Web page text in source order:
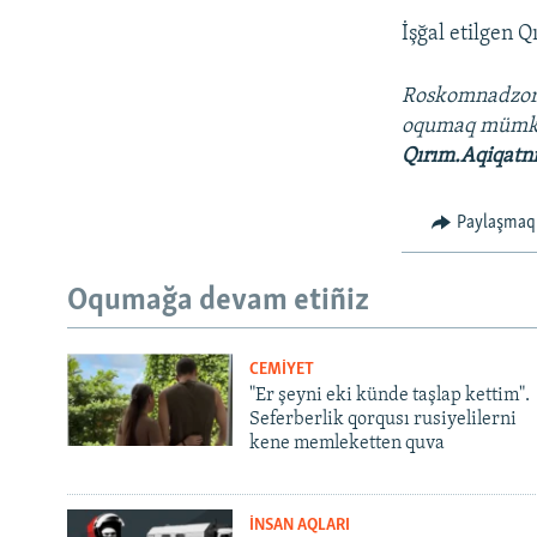
İşğal etilgen
oqumaq
Paylaşmaq
Oqumağa devam etiñiz
CEMİYET
"Er şeyni eki künde taşlap kettim".
Seferberlik qorqusı rusiyelilerni
kene memleketten quva
İNSAN AQLARI